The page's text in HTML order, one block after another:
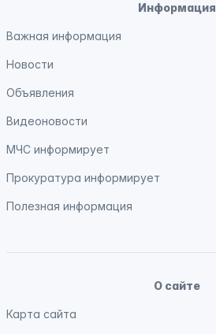
Информация
Важная информация
Новости
Объявления
Видеоновости
МЧС информирует
Прокуратура информирует
Полезная информация
О сайте
Карта сайта